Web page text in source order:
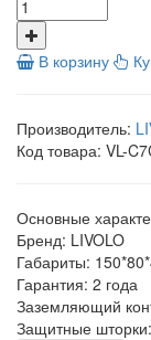
В корзину
Производитель:
Код товара: VL-
Основные
Бренд: LIVOLO
Габариты:
Гарантия: 2 года
Заземляющий
Защитные шторки: